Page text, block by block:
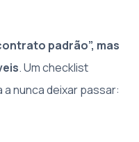
padrão”, mas
. Um checklist
nunca deixar passar: